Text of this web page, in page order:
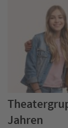
Jahren